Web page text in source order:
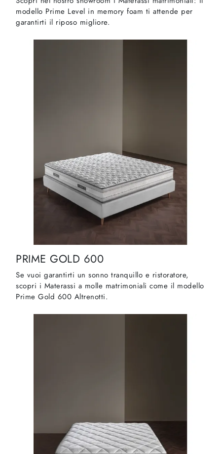
modello Prime Level in memory foam ti attende per
garantirti il riposo migliore.
PRIME GOLD 600
Se vuoi garantirti un sonno tranquillo e ristoratore,
scopri i Materassi a molle matrimoniali come il modello
Prime Gold 600 Altrenotti.